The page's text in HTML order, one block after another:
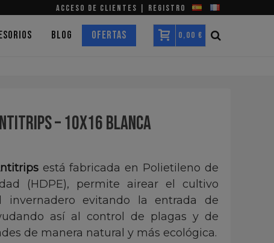
ACCESO DE CLIENTES | REGISTRO
BLOG OFERTAS 0,00 €
– 10X16 BLANCA
está fabricada en Polietileno de
(HDPE), permite airear el cultivo
invernadero evitando la entrada de
así al control de plagas y de
de manera natural y más ecológica.